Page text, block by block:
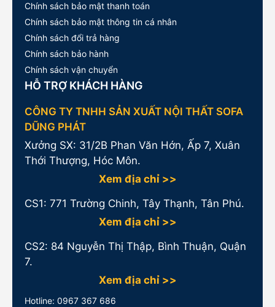
Chính sách bảo mật thanh toán
Chính sách bảo mật thông tin cá nhân
Chính sách đổi trả hàng
Chính sách bảo hành
Chính sách vận chuyển
HỖ TRỢ KHÁCH HÀNG
CÔNG TY TNHH SẢN XUẤT NỘI THẤT SOFA
DŨNG PHÁT
Xưởng SX: 31/2B Phan Văn Hớn, Ấp 7, Xuân
Thới Thượng, Hóc Môn.
Xem địa chỉ >>
CS1: 771 Trường Chinh, Tây Thạnh, Tân Phú.
Xem địa chỉ >>
CS2: 84 Nguyễn Thị Thập, Bình Thuận, Quận
7.
Xem địa chỉ >>
Hotline: 0967 367 686